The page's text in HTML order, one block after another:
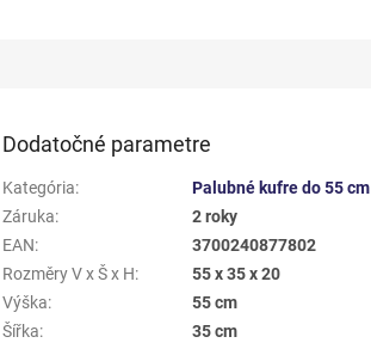
Dodatočné parametre
Kategória:
Palubné kufre do 55 cm
Záruka:
2 roky
EAN:
3700240877802
Rozměry V x Š x H:
55 x 35 x 20
Výška:
55 cm
Šířka:
35 cm